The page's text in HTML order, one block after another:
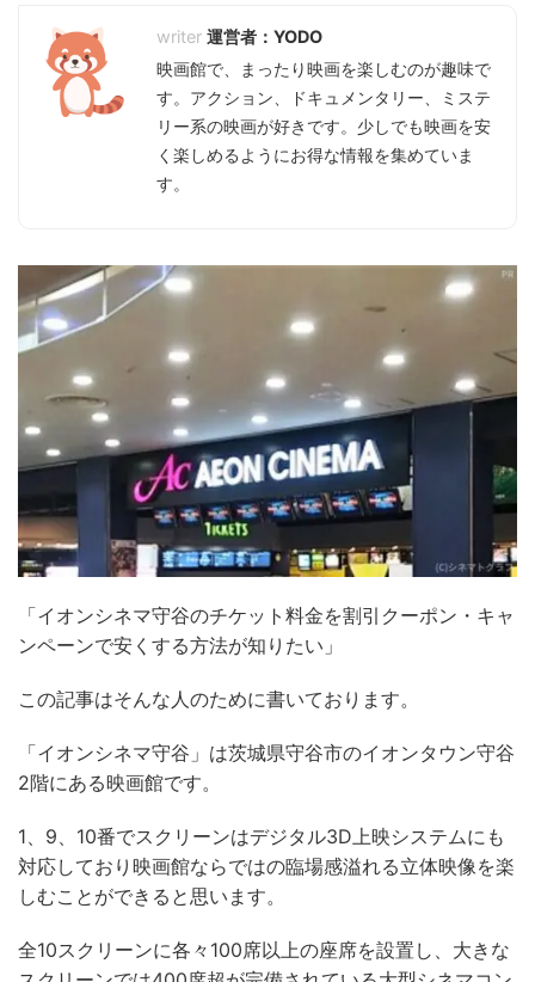
運営者：YODO
映画館で、まったり映画を楽しむのが趣味で
す。アクション、ドキュメンタリー、ミステ
リー系の映画が好きです。少しでも映画を安
く楽しめるようにお得な情報を集めていま
す。
「イオンシネマ守谷のチケット料金を割引クーポン・キャ
ンペーンで安くする方法が知りたい」
この記事はそんな人のために書いております。
「イオンシネマ守谷」は茨城県守谷市のイオンタウン守谷
2階にある映画館です。
1、9、10番でスクリーンはデジタル3D上映システムにも
対応しており映画館ならではの臨場感溢れる立体映像を楽
しむことができると思います。
全10スクリーンに各々100席以上の座席を設置し、大きな